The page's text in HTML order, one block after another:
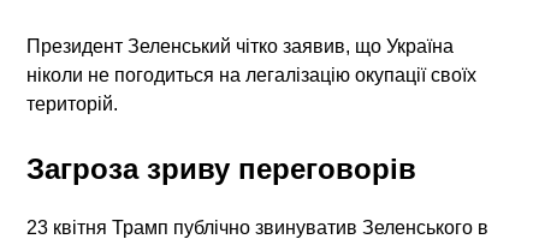
Президент Зеленський чітко заявив, що Україна
ніколи не погодиться на легалізацію окупації своїх
територій.
Загроза зриву переговорів
23 квітня Трамп публічно звинуватив Зеленського в